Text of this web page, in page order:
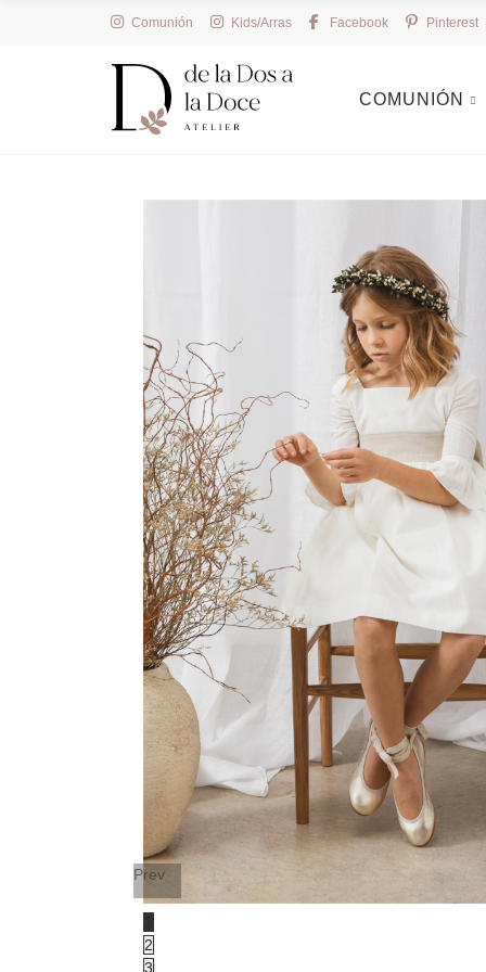
Comunión Kids/Arras Facebook Pinterest
COMUNIÓN
2
3
Prev